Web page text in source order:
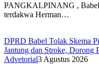
PANGKALPINANG ,
terdakwa Herman…
DPRD Babel Tolak Skema
Jantung dan Stroke, Dorong
Advetorial3 Agustus 2026